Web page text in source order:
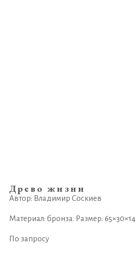
Древо жизни
Автор: Владимир Соскиев
Материал: бронза. Размер: 65×30×14
По запросу